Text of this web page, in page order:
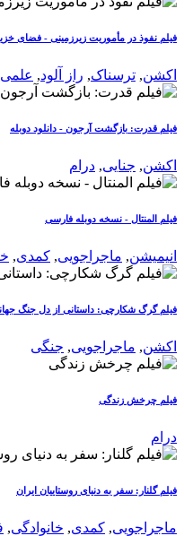
فیلم نفوذ در مأموریت زیرزمینی - فضای خزیدن
اکشن, ترسناک, راز آلود, علمی
فیلم قدرت: بازگشت آرجون - دانلود دوبله
اکشن, جنایی, درام
فیلم المنتال - نسخه دوبله فارسی
انیمیشن, ماجراجویی, کمدی,
فیلم گرگ شکارچی: داستانی از دل جنگ
اکشن, ماجراجویی, جنگی
فیلم چرخش زندگی
درام
فیلم گلنار: سفر به دنیای روستاییان ایران
ماجراجویی, کمدی, خانوادگی,